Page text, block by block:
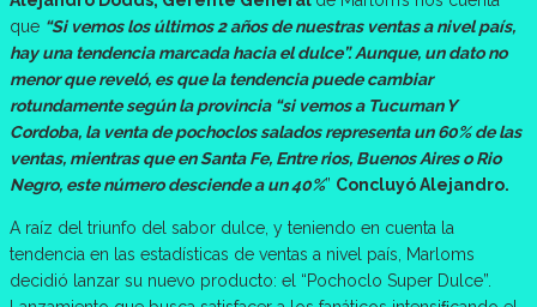
que “Si vemos los últimos 2 años de nuestras ventas a nivel país,
hay una tendencia marcada hacia el dulce”. Aunque, un dato no
menor que reveló, es que la tendencia puede cambiar
rotundamente según la provincia “si vemos a Tucuman Y
Cordoba, la venta de pochoclos salados representa un 60% de las
ventas, mientras que en Santa Fe, Entre rios, Buenos Aires o Rio
Negro, este número desciende a un 40%” Concluyó Alejandro.
A raíz del triunfo del sabor dulce, y teniendo en cuenta la
tendencia en las estadísticas de ventas a nivel país, Marloms
decidió lanzar su nuevo producto: el “Pochoclo Super Dulce”.